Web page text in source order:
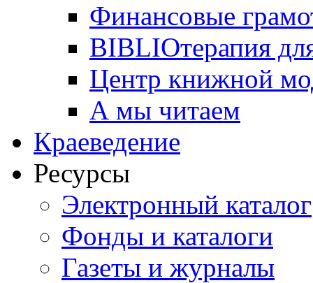
Финансовые
BIBLIOтерапия
Центр книжной
А мы читаем
Краеведение
Ресурсы
Электронный каталог
Фонды и каталоги
Газеты и журналы